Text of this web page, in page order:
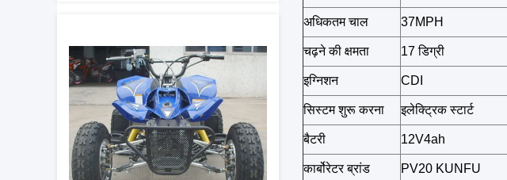
अधिकतम चाल 37MPH
चढ़ने की क्षमता 17 डिग्री
इग्निशन CDI
सिस्टम शुरू करना इलेक्ट्रिक स्टार्ट
बैटरी 12V4ah
कार्बोरेटर ब्रांड PV20 KUNFU